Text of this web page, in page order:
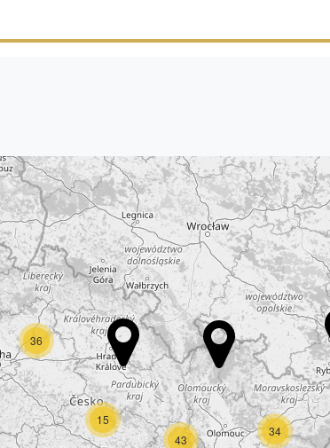
36
15
34
43